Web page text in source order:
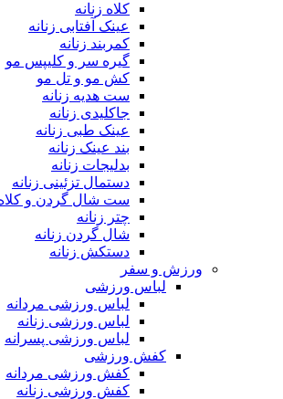
کلاه زنانه
عینک آفتابی زنانه
کمربند زنانه
گیره سر و کلیپس مو
کش مو و تل مو
ست هدیه زنانه
جاکلیدی زنانه
عینک طبی زنانه
بند عینک زنانه
بدلیجات زنانه
دستمال تزئینی زنانه
ست شال گردن و کلاه
چتر زنانه
شال گردن زنانه
دستکش زنانه
ورزش و سفر
لباس ورزشی
لباس ورزشی مردانه
لباس ورزشی زنانه
لباس ورزشی پسرانه
کفش ورزشی
کفش ورزشی مردانه
کفش ورزشی زنانه